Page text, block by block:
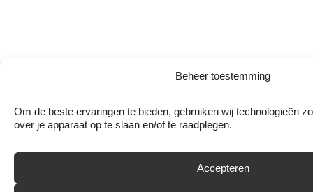
Beheer toestemming
Om de beste ervaringen te bieden, gebruiken wij technologieën
over je apparaat op te slaan en/of te raadplegen.
Accepteren